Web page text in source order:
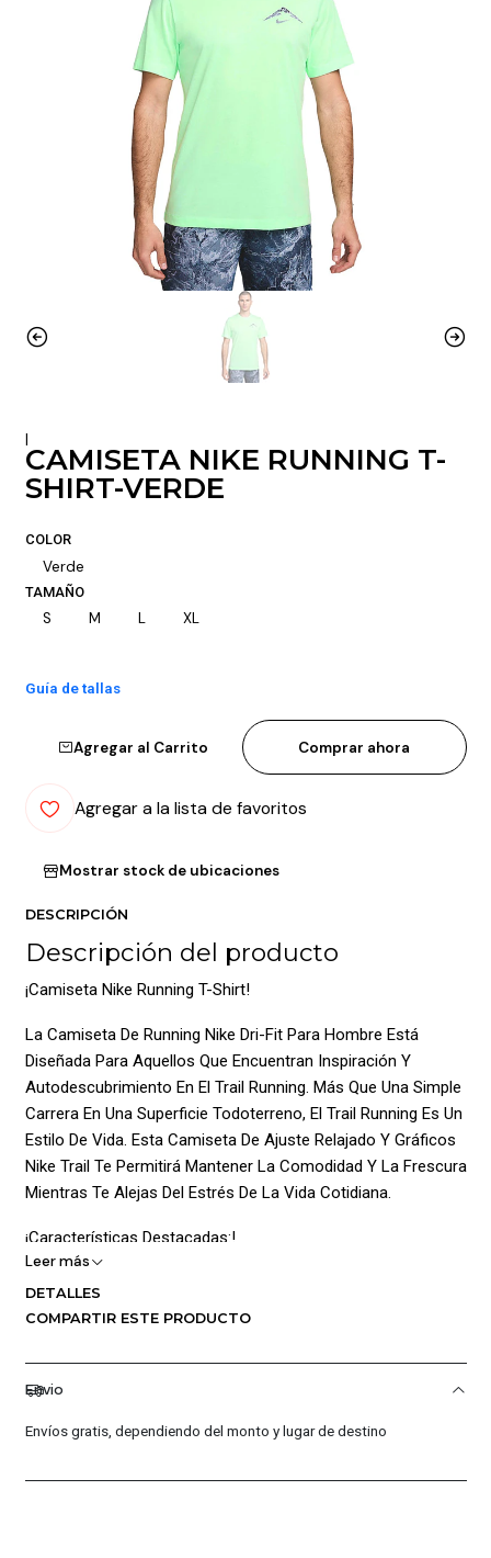
|
CAMISETA NIKE RUNNING T-
SHIRT-VERDE
COLOR
Verde
TAMAÑO
S M L XL
Guía de tallas
Agregar al Carrito Comprar ahora
Agregar a la lista de favoritos
Mostrar stock de ubicaciones
DESCRIPCIÓN
Descripción del producto
¡Camiseta Nike Running T-Shirt!
La Camiseta De Running Nike Dri-Fit Para Hombre Está
Diseñada Para Aquellos Que Encuentran Inspiración Y
Autodescubrimiento En El Trail Running. Más Que Una Simple
Carrera En Una Superficie Todoterreno, El Trail Running Es Un
Estilo De Vida. Esta Camiseta De Ajuste Relajado Y Gráficos
Nike Trail Te Permitirá Mantener La Comodidad Y La Frescura
Mientras Te Alejas Del Estrés De La Vida Cotidiana.
¡Características Destacadas:!
Tecnología Nike Dri-Fit: La Tecnología Dri-Fit Aleja La
Mantenerte Seco Y Cómodo Durante Tu Carrera.
Tela Suave Y Absorbente De Sudor: La Combinación De
Contacto Con La Piel, A La Vez Que Es Efectiva Para
Leer más
DETALLES
COMPARTIR ESTE PRODUCTO
Envio
Envíos gratis, dependiendo del monto y lugar de destino